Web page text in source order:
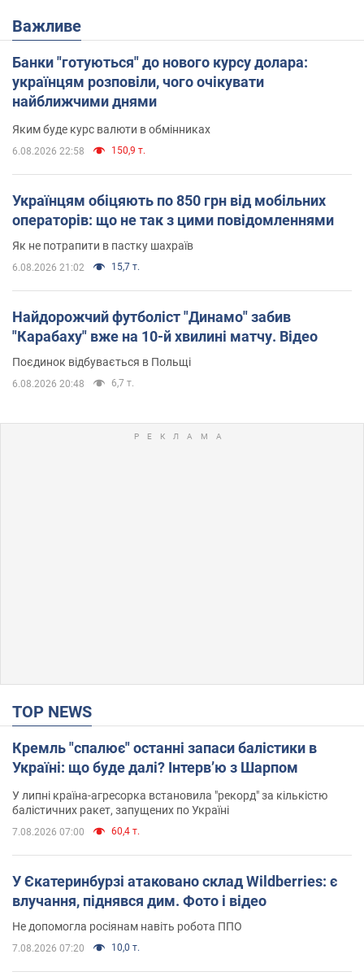
Важливе
Банки "готуються" до нового курсу долара:
українцям розповіли, чого очікувати
найближчими днями
Яким буде курс валюти в обмінниках
6.08.2026 22:58 150,9 т.
Українцям обіцяють по 850 грн від мобільних
операторів: що не так з цими повідомленнями
Як не потрапити в пастку шахраїв
6.08.2026 21:02 15,7 т.
Найдорожчий футболіст "Динамо" забив
"Карабаху" вже на 10-й хвилині матчу. Відео
Поєдинок відбувається в Польщі
6.08.2026 20:48 6,7 т.
TOP NEWS
Кремль "спалює" останні запаси балістики в
Україні: що буде далі? Інтерв’ю з Шарпом
У липні країна-агресорка встановила "рекорд" за кількістю
балістичних ракет, запущених по Україні
7.08.2026 07:00 60,4 т.
У Єкатеринбурзі атаковано склад Wildberries: є
влучання, піднявся дим. Фото і відео
Не допомогла росіянам навіть робота ППО
7.08.2026 07:20 10,0 т.